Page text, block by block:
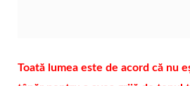
Toată lumea este de acord că nu